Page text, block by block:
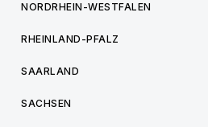
NORDRHEIN-WESTFALEN
RHEINLAND-PFALZ
SAARLAND
SACHSEN